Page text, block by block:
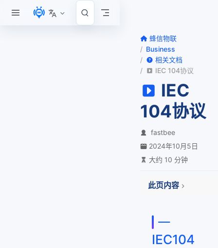
跳至主要內容
蜂信物联
Business
相关文档
IEC 104协议
IEC
104协议
fastbee
2024年10月5日
大约 10 分钟
此页内容
1 IEC104简要说明
2 IEC104帧格式
3 IEC104规约流程
一
IEC104